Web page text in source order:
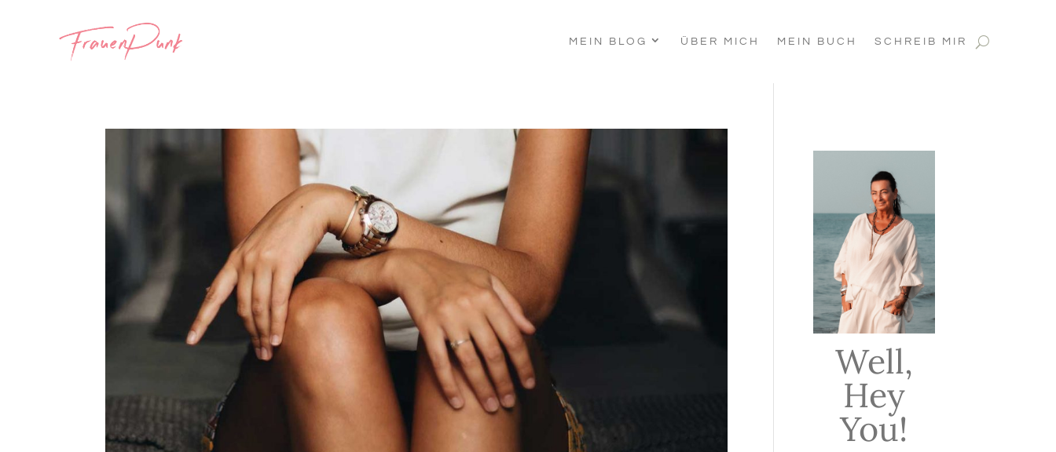
MEIN BLOG ÜBER MICH MEIN BUCH SCHREIB MIR
Well,
Hey
You!